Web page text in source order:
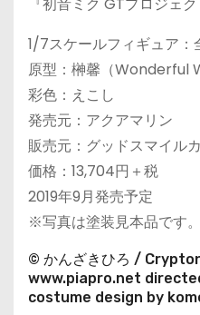
1/7スケールフィギュア：
原型：榊馨（Wonderful
彩色：えこし
発売元：アクアマリン
販売元：グッドスマイル
価格：13,704円＋税
2019年9月発売予定
※写真は塗装見本品で
© かんざきひろ /
www.piapro.net
costume design by